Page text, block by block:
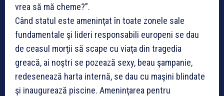
vrea să mă cheme?”.
Când statul este ameninţat în toate zonele sale
fundamentale şi li­deri responsabili europeni se dau
de ceasul morţii să scape cu viaţa din tragedia
greacă, ai noştri se pozează sexy, beau şampanie,
redesenează harta internă, se dau cu maşini blindate
şi inaugurează piscine. Ame­nin­ţarea pentru